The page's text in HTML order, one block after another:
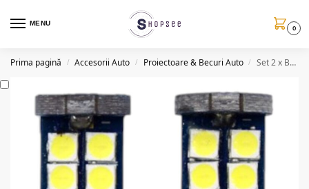
MENU
0
Prima pagină / Accesorii Auto / Proiectoare & Becuri Auto / Set 2 x Becuri auto LED CBT 507, canbus, 12SMD, 6500K, W5W/T10